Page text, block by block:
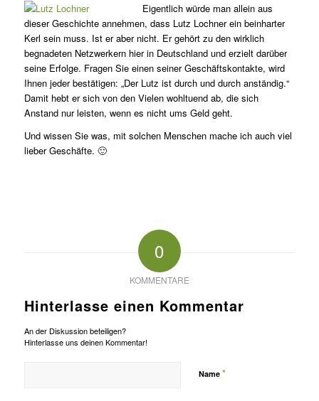
Eigentlich würde man allein aus
dieser Geschichte annehmen, dass Lutz Lochner ein beinharter
Kerl sein muss. Ist er aber nicht. Er gehört zu den wirklich
begnadeten Netzwerkern hier in Deutschland und erzielt darüber
seine Erfolge. Fragen Sie einen seiner Geschäftskontakte, wird
Ihnen jeder bestätigen: „Der Lutz ist durch und durch anständig.“
Damit hebt er sich von den Vielen wohltuend ab, die sich
Anstand nur leisten, wenn es nicht ums Geld geht.
Und wissen Sie was, mit solchen Menschen mache ich auch viel
lieber Geschäfte. 🙂
0
KOMMENTARE
Hinterlasse einen Kommentar
An der Diskussion beteiligen?
Hinterlasse uns deinen Kommentar!
Name *